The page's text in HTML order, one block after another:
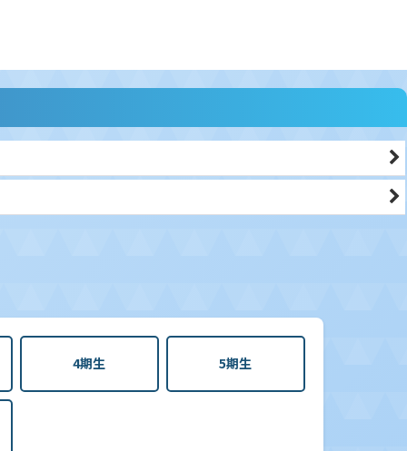
4期生 5期生